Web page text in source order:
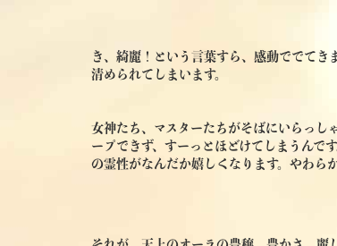
き、綺麗！という言葉すら、感動ででてき
清められてしまいます。
女神たち、マスターたちがそばにいらっし
ープできず、すーっとほどけてしまうんで
の霊性がなんだか嬉しくなります。やわら